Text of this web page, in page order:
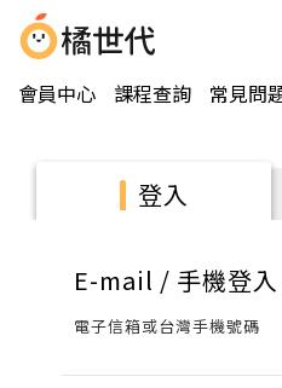
會員中心 課程查詢 常見問
登入
E-mail / 手機登入
電子信箱或台灣手機號碼